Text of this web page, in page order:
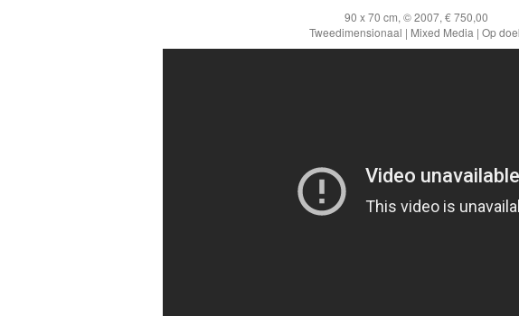
90 x 70 cm, © 2007, € 750,00
Tweedimensionaal | Mixed Media | Op